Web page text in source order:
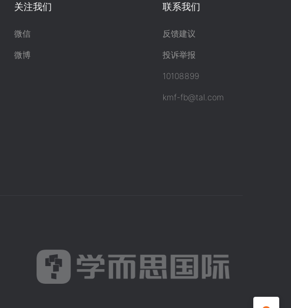
关注我们
微信
微博
联系我们
反馈建议
投诉举报
10108899
kmf-fb@tal.com